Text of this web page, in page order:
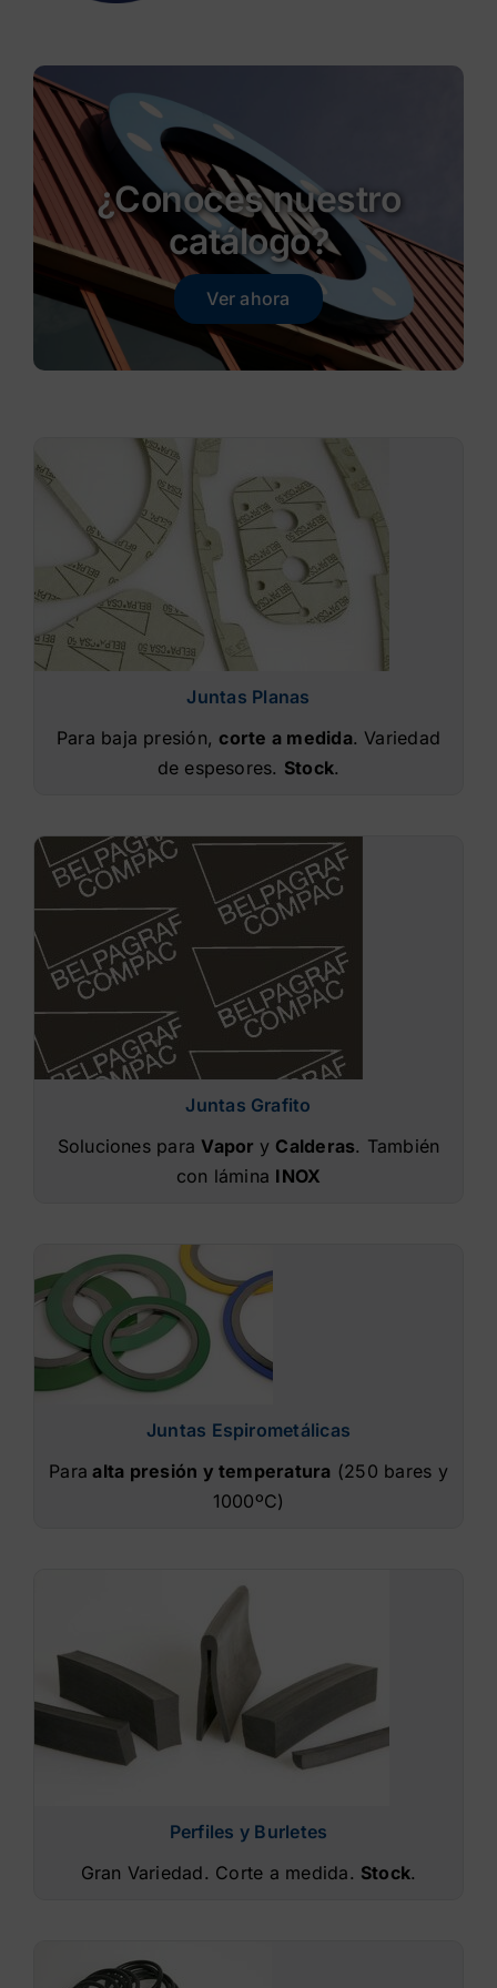
¿Conoces nuestro
catálogo?
Ver ahora
Juntas Planas
Para baja presión,corte a medida. Variedad
de espesores. Stock.
Juntas Grafito
Soluciones paraVapor y Calderas. También
con lámina INOX
Juntas Espirometálicas
Para alta presión y temperatura (250 bares y
1000ºC)
Perfiles y Burletes
Gran Variedad. Corte a medida. Stock.